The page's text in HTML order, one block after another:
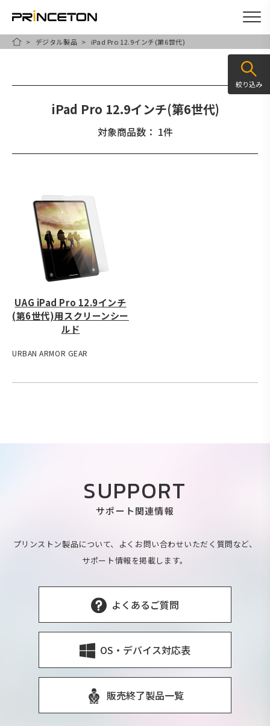
HOMEデジタル製品 iPad Pro 12.9インチ(第6世代)
iPad Pro 12.9インチ(第6世代)
対象商品数： 1件
UAG iPad Pro 12.9インチ
(第6世代)用スクリーンシー
ルド
URBAN ARMOR GEAR
絞り込み
SUPPORT
サポート関連情報
プリンストン製品について、よくお問い合わせいただく質問など、
サポート情報を掲載します。
よくあるご質問
OS・デバイス対応表
販売終了製品一覧